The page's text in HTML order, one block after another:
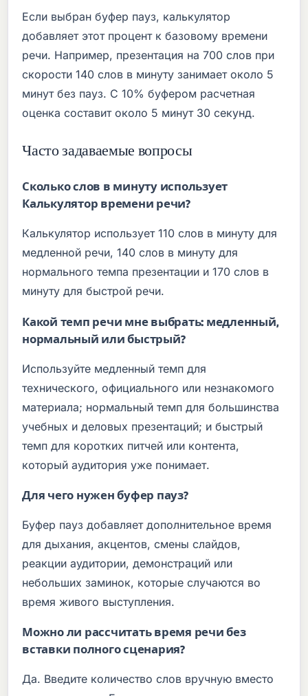
Если выбран буфер пауз, калькулятор
добавляет этот процент к базовому времени
речи. Например, презентация на 700 слов при
скорости 140 слов в минуту занимает около 5
минут без пауз. С 10% буфером расчетная
оценка составит около 5 минут 30 секунд.
Часто задаваемые вопросы
Сколько слов в минуту использует
Калькулятор времени речи?
Калькулятор использует 110 слов в минуту для
медленной речи, 140 слов в минуту для
нормального темпа презентации и 170 слов в
минуту для быстрой речи.
Какой темп речи мне выбрать: медленный,
нормальный или быстрый?
Используйте медленный темп для
технического, официального или незнакомого
материала; нормальный темп для большинства
учебных и деловых презентаций; и быстрый
темп для коротких питчей или контента,
который аудитория уже понимает.
Для чего нужен буфер пауз?
Буфер пауз добавляет дополнительное время
для дыхания, акцентов, смены слайдов,
реакции аудитории, демонстраций или
небольших заминок, которые случаются во
время живого выступления.
Можно ли рассчитать время речи без
вставки полного сценария?
Да. Введите количество слов вручную вместо